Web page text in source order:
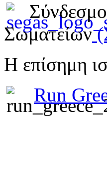
Σωματείων
Η επίσημη
Run